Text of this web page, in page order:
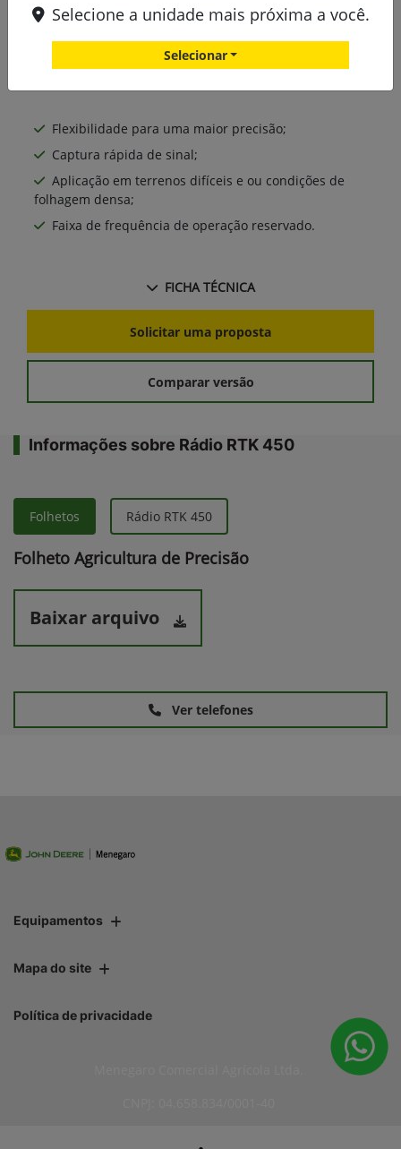
Flexibilidade para uma maior precisão;
Captura rápida de sinal;
Aplicação em terrenos difíceis e ou condições de
folhagem densa;
Faixa de frequência de operação reservado.
FICHA TÉCNICA
Solicitar uma proposta
Comparar versão
Informações sobre Rádio RTK 450
Folhetos Rádio RTK 450
Folheto Agricultura de Precisão
Baixar arquivo
Ver telefones
Equipamentos
Mapa do site
Política de privacidade
Selecione a unidade mais próxima a você.
Selecionar